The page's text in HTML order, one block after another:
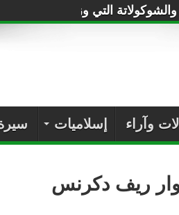
التي وزعتها على
وآراء إسلاميات
ريف دكرنس